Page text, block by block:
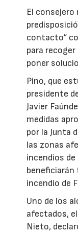
El
contacto“
para
poner
Pino, que
presidente
Javier
medidas
por la Junta
las zonas
incendios de
beneficiarán
incendio de
Uno de los
afectados, el
Nieto,